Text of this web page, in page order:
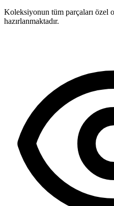
Koleksiyonun tüm parçaları özel
hazırlanmaktadır.